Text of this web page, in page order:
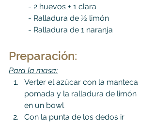
	- 2 huevos + 1 clara
	- Ralladura de ½ limón
	- Ralladura de 1 naranja
Preparación:
Para la masa:
Verter el azúcar con la manteca
pomada y la ralladura de limón
en un bowl
Con la punta de los dedos ir